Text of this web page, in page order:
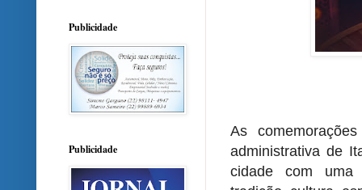
As
administrativa de
cidade com uma
Publicidade
Publicidade